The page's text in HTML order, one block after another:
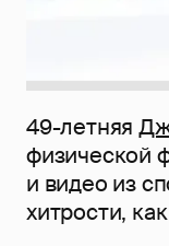
49-летняя
физической
и видео из
хитрости,